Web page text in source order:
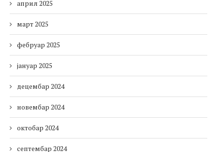
април 2025
март 2025
фебруар 2025
јануар 2025
децембар 2024
новембар 2024
октобар 2024
септембар 2024